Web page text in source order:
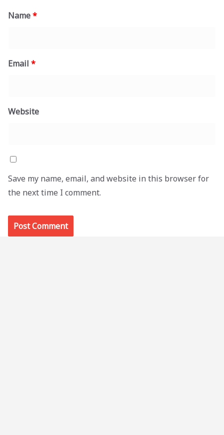
Name*
Email *
Website
Save my name, email, and website in this browser for
the next time I comment.